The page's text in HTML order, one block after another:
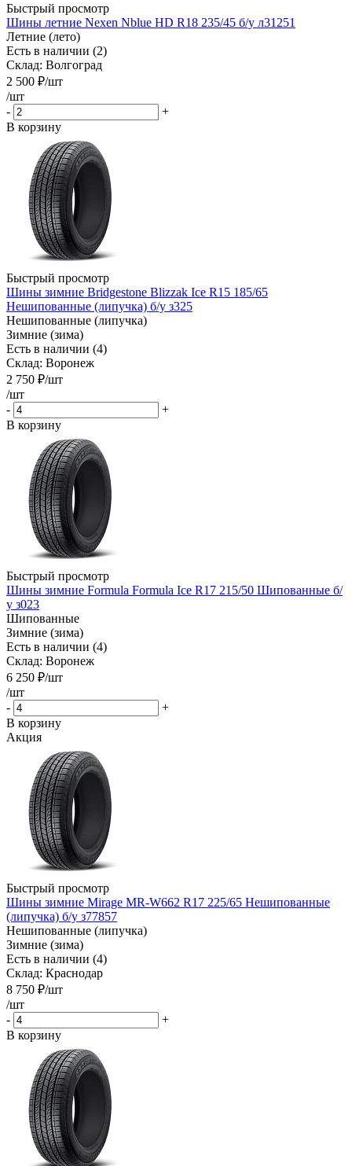
Быстрый просмотр
Шины летние Nexen Nblue HD R18 235/45 б/у л31251
Летние (лето)
Есть в наличии (2)
Склад: Волгоград
2 500 ₽/шт
/шт
-
+
В корзину
Быстрый просмотр
Шины зимние Bridgestone Blizzak Ice R15 185/65
Нешипованные (липучка) б/у з325
Нешипованные (липучка)
Зимние (зима)
Есть в наличии (4)
Склад: Воронеж
2 750 ₽/шт
/шт
-
+
В корзину
Быстрый просмотр
Шины зимние Formula Formula Ice R17 215/50 Шипованные б/
у з023
Шипованные
Зимние (зима)
Есть в наличии (4)
Склад: Воронеж
6 250 ₽/шт
/шт
-
+
В корзину
Акция
Быстрый просмотр
Шины зимние Mirage MR-W662 R17 225/65 Нешипованные
(липучка) б/у з77857
Нешипованные (липучка)
Зимние (зима)
Есть в наличии (4)
Склад: Краснодар
8 750 ₽/шт
/шт
-
+
В корзину